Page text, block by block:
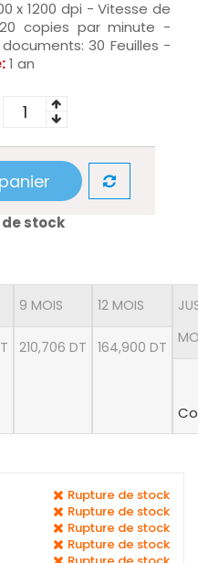
x 1200 dpi - Vitesse de
copies par minute -
30 Feuilles -
1 an
stock
9 MOIS
210,706 DT
12 MOIS
164,900 DT
Rupture de stock
Rupture de stock
Rupture de stock
Rupture de stock